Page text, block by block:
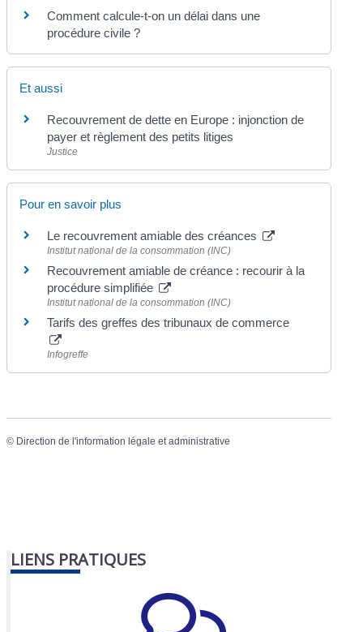
Comment calcule-t-on un délai dans une
procédure civile ?
Et aussi
Recouvrement de dette en Europe : injonction de
payer et règlement des petits litiges
Justice
Pour en savoir plus
Le recouvrement amiable des créances
Institut national de la consommation (INC)
Recouvrement amiable de créance : recourir à la
procédure simplifiée
Institut national de la consommation (INC)
Tarifs des greffes des tribunaux de commerce
Infogreffe
© Direction de l'information légale et administrative
LIENS PRATIQUES